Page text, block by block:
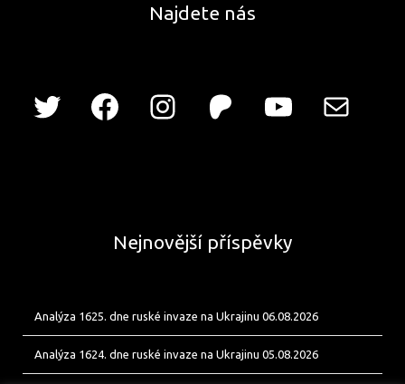
Najdete nás
Nejnovější příspěvky
Analýza 1625. dne ruské invaze na Ukrajinu 06.08.2026
Analýza 1624. dne ruské invaze na Ukrajinu 05.08.2026